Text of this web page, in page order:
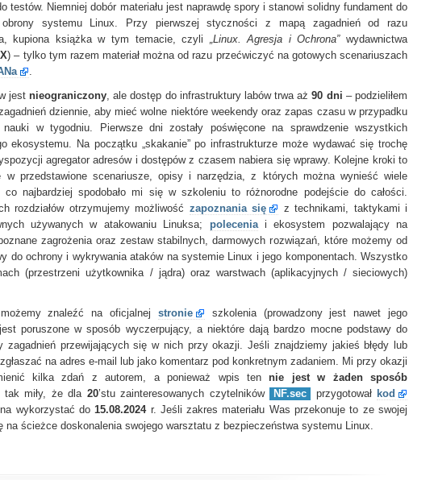
systemie
Linux
testów. Niemniej dobór materiału jest naprawdę spory i stanowi solidny fundament do
systemu Linux. Przy pierwszej styczności z mapą zagadnień od razu
kupiona książka w tym temacie, czyli „Linux. Agresja i Ochrona”wydawnictwa
) – tylko tym razem materiał można od razu przećwiczyć na gotowych scenariuszach
.
jest nieograniczony, ale dostęp do infrastruktury labów trwa aż90 dni – podzieliłem
dziennie, aby mieć wolne niektóre weekendy oraz zapas czasu w przypadku
nauki w tygodniu. Pierwsze dni zostały poświęcone na sprawdzenie wszystkich
ekosystemu. Na początku „skakanie” po infrastrukturze może wydawać się trochę
agregator adresów i dostępów z czasem nabiera się wprawy. Kolejne kroki to
w przedstawione scenariusze, opisy i narzędzia, z których można wynieść wiele
co najbardziej spodobało mi się w szkoleniu to różnorodne podejście do całości.
rozdziałów otrzymujemy możliwość zapoznania się
z technikami, taktykami i
używanych w atakowaniu Linuksa;
poleceniai ekosystem pozwalający na
zagrożenia oraz zestaw stabilnych, darmowych rozwiązań, które możemy od
do ochrony i wykrywania ataków na systemie Linux i jego komponentach. Wszystko
(przestrzeni użytkownika / jądra) oraz warstwach (aplikacyjnych / sieciowych)
znaleźć na oficjalnej stronie
szkolenia (prowadzony jest nawet jego
poruszone w sposób wyczerpujący, a niektóre dają bardzo mocne podstawy do
zagadnień przewijających się w nich przy okazji. Jeśli znajdziemy jakieś błędy lub
na adres e-mail lub jako komentarz pod konkretnym zadaniem. Mi przy okazji
kilka zdań z autorem, a ponieważ wpis tennie jest w żaden sposób
tak miły, że dla 20’stu zainteresowanych czytelników NF.sec przygotował kod
wykorzystać do15.08.2024r. Jeśli zakres materiału Was przekonuje to ze swojej
na ścieżce doskonalenia swojego warsztatu z bezpieczeństwa systemu Linux.